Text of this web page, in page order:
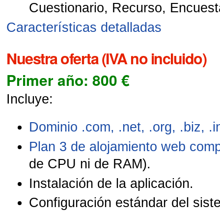
Cuestionario, Recurso,
Características detalladas
Nuestra oferta (IVA no incluido)
Primer año: 800 €
Incluye:
Dominio .com, .net, .org, .biz,
Plan 3 de alojamiento web
de CPU ni de RAM).
Instalación de la aplicación.
Configuración estándar del